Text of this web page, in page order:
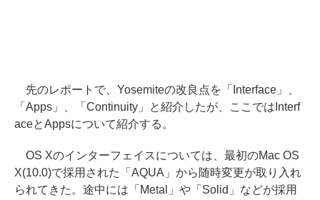
先のレポートで、Yosemiteの改良点を「Interface」、
「Apps」、「Continuity」と紹介したが、ここではInterf
aceとAppsについて紹介する。
OS Xのインターフェイスについては、最初のMac OS
X(10.0)で採用された「AQUA」から随時変更が取り入れ
られてきた。途中には「Metal」や「Solid」などが採用